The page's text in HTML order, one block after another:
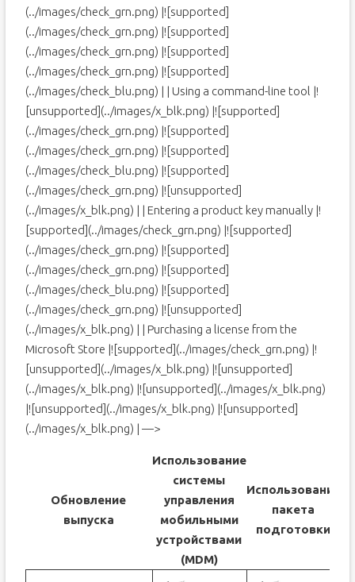
(../images/check_grn.png) |![supported]
(../images/check_grn.png) |![supported]
(../images/check_grn.png) |![supported]
(../images/check_grn.png) |![supported]
(../images/check_blu.png) | | Using a command-line tool |!
[unsupported](../images/x_blk.png) |![supported]
(../images/check_grn.png) |![supported]
(../images/check_grn.png) |![supported]
(../images/check_blu.png) |![supported]
(../images/check_grn.png) |![unsupported]
(../images/x_blk.png) | | Entering a product key manually |!
[supported](../images/check_grn.png) |![supported]
(../images/check_grn.png) |![supported]
(../images/check_grn.png) |![supported]
(../images/check_blu.png) |![supported]
(../images/check_grn.png) |![unsupported]
(../images/x_blk.png) | | Purchasing a license from the
Microsoft Store |![supported](../images/check_grn.png) |!
[unsupported](../images/x_blk.png) |![unsupported]
(../images/x_blk.png) |![unsupported](../images/x_blk.png)
|![unsupported](../images/x_blk.png) |![unsupported]
(../images/x_blk.png) | —>
Обновление
выпуска
Использование
системы
управления
мобильными
устройствами
(MDM)
Использование
пакета
подготовки